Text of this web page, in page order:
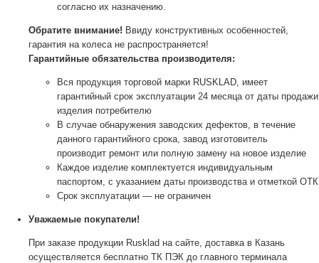
согласно их назначению.
Обратите внимание! Ввиду конструктивных особенностей,
гарантия на колеса не распространяется!
Гарантийные обязательства производителя:
Вся продукция торговой марки RUSKLAD, имеет
гарантийный срок эксплуатации 24 месяца от даты продажи
изделия потребителю
В случае обнаружения заводских дефектов, в течение
данного гарантийного срока, завод изготовитель
производит ремонт или полную замену на новое изделие
Каждое изделие комплектуется индивидуальным
паспортом, с указанием даты производства и отметкой ОТК
Срок эксплуатации — не ограничен
Уважаемые покупатели!
При заказе продукции Rusklad на сайте, доставка в Казань
осуществляется бесплатно ТК ПЭК до главного терминала